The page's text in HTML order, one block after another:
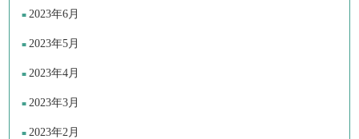
2023年6月
2023年5月
2023年4月
2023年3月
2023年2月